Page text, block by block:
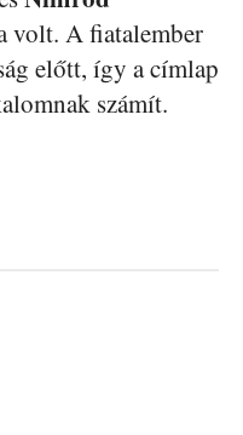
volt. A fiatalember
előtt, így a címlap
számít.